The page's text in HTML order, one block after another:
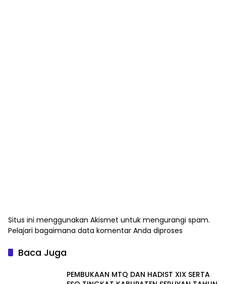
Situs ini menggunakan Akismet untuk mengurangi spam.
Pelajari bagaimana data komentar Anda diproses
Baca Juga
PEMBUKAAN MTQ DAN HADIST XIX SERTA